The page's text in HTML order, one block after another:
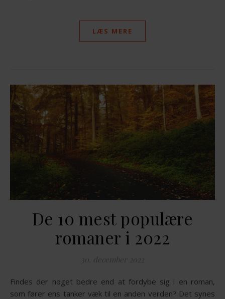
LÆS MERE
De 10 mest populære
romaner i 2022
30. december 2022
Findes der noget bedre end at fordybe sig i en roman,
som fører ens tanker væk til en anden verden? Det synes